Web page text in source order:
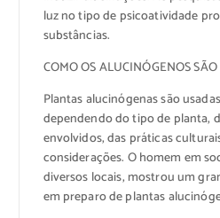
luz no tipo de psicoatividade
substâncias.
COMO OS ALUCINÓGENOS
Plantas alucinógenas são
dependendo do tipo de planta,
envolvidos, das práticas
considerações. O homem em
diversos locais, mostrou um
em preparo de plantas